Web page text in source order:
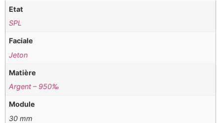
Etat
SPL
Faciale
Jeton
Matière
Argent – 950‰
Module
30 mm